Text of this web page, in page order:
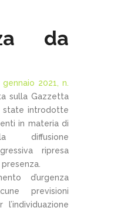
da
2021, n.
sulla Gazzetta
state introdotte
in materia di
diffusione
ripresa
d’urgenza
previsioni